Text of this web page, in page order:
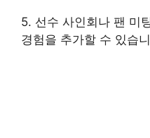
5. 선수 사인회나 팬 미
경험을 추가할 수 있습